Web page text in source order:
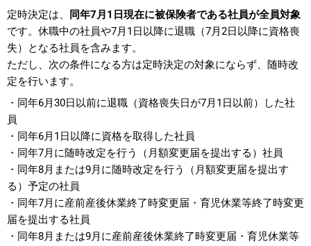
定時決定は、
同年7月1日現在に被保険者である社員が全員対象
です。休職中の社員や7月1日以降に退職（7月2日以降に資格喪
失）となる社員を含みます。
ただし、次の条件になる方は定時決定の対象にならず、随時改
定を行います。
・同年6月30日以前に退職（資格喪失日が7月1日以前）した社
員
・同年6月1日以降に資格を取得した社員
・同年7月に随時改定を行う（月額変更届を提出する）社員
・同年8月または9月に随時改定を行う（月額変更届を提出す
る）予定の社員
・同年7月に産前産後休業終了時変更届・育児休業等終了時変更
届を提出する社員
・同年8月または9月に産前産後休業終了時変更届・育児休業等